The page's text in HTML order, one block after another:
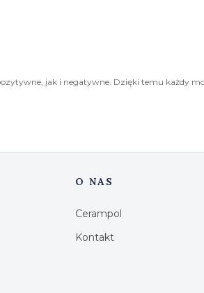
jak i negatywne. Dzięki temu każdy
O NAS
Cerampol
Kontakt